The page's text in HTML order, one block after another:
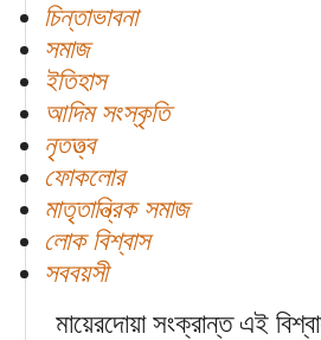
চিন্তাভাবনা
সমাজ
ইতিহাস
আদিম সংস্কৃতি
নৃতত্ত্ব
ফোকলোর
মাতৃতান্ত্রিক সমাজ
লোক বিশ্বাস
সববয়সী
মায়েরদোয়া সংক্রান্ত এই